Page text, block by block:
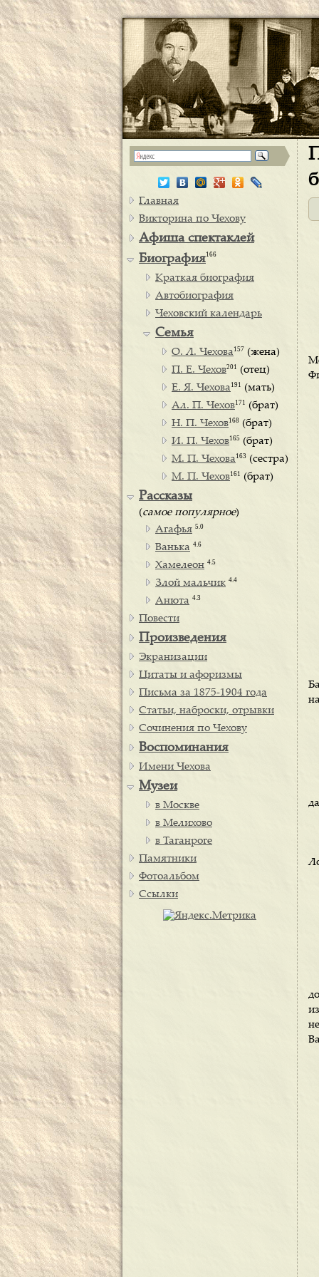
Главная
Викторина по Чехову
Афиша спектаклей
Биография166
Краткая биография
Автобиография
Чеховский календарь
Семья
О. Л. Чехова 157 (жена)
П. Е. Чехов201 (отец)
Е. Я. Чехова 191 (мать)
Ал. П. Чехов171 (брат)
Н. П. Чехов168 (брат)
И. П. Чехов165 (брат)
М. П. Чехова 163 (сестра)
М. П. Чехов161 (брат)
Рассказы
(самое популярное)
Агафья 5.0
Ванька 4.6
Хамелеон 4.5
Злой мальчик 4.4
Анюта 4.3
Повести
Произведения
Экранизации
Цитаты и афоризмы
Письма за 1875-1904 года
Статьи, наброски, отрывки
Сочинения по Чехову
Воспоминания
Имени Чехова
Музеи
в Москве
в Мелихово
в Таганроге
Памятники
Фотоальбом
Ссылки